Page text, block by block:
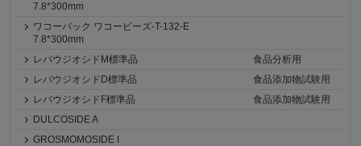
7.8*300mm
ワコーパック ワコービーズ-T-132-E
7.8*300mm
レバウジオシドM標準品
食品分析用
レバウジオシドD標準品
食品添加物試験用
レバウジオシドF標準品
食品添加物試験用
DULCOSIDE A
GROSMOMOSIDE I